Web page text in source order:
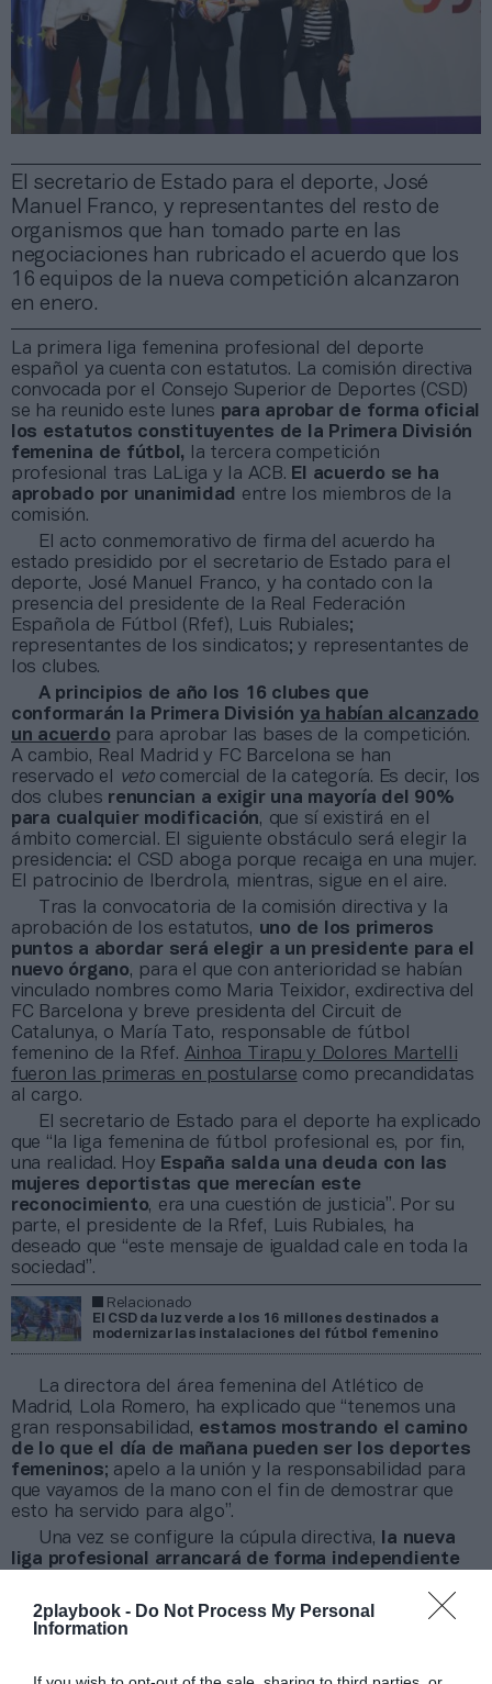
2playbook - Do Not Process My Personal
Information
El secretario de Estado para el deporte, José
Manuel Franco, y representantes del resto de
organismos que han tomado parte en las
negociaciones han rubricado el acuerdo que los
16 equipos de la nueva competición alcanzaron
en enero.
La primera liga femenina profesional del deporte
español ya cuenta con estatutos. La comisión directiva
convocada por el Consejo Superior de Deportes (CSD)
se ha reunido este lunes para aprobar de forma oficial
los estatutos constituyentes de la Primera División
femenina de fútbol, la tercera competición
profesional tras LaLiga y la ACB. El acuerdo se ha
aprobado por unanimidad
entre los miembros de la
comisión.
El acto conmemorativo de firma del acuerdo ha
estado presidido por el secretario de Estado para el
deporte, José Manuel Franco, y ha contado con la
presencia del presidente de la Real Federación
Española de Fútbol (Rfef), Luis Rubiales;
representantes de los sindicatos; y representantes de
los clubes.
A principios de año los 16 clubes que
conformarán la Primera División ya habían alcanzado
un acuerdo para aprobar las bases de la competición.
A cambio, Real Madrid y FC Barcelona se han
reservado el
veto comercial de la categoría. Es decir, los
dos clubes renuncian a exigir una mayoría del 90%
para cualquier modificación, que sí existirá en el
ámbito comercial. El siguiente obstáculo será elegir la
presidencia: el CSD aboga porque recaiga en una mujer.
El patrocinio de Iberdrola, mientras, sigue en el aire.
Tras la convocatoria de la comisión directiva y la
aprobación de los estatutos, uno de los primeros
puntos a abordar será elegir a un presidente para el
nuevo órgano, para el que con anterioridad se habían
vinculado nombres como Maria Teixidor, exdirectiva del
FC Barcelona y breve presidenta del Circuit de
Catalunya, o María Tato, responsable de fútbol
femenino de la Rfef. Ainhoa Tirapu y Dolores Martelli
fueron las primeras en postularse como precandidatas
al cargo.
El secretario de Estado para el deporte ha explicado
que “la liga femenina de fútbol profesional es, por fin,
una realidad. Hoy España salda una deuda con las
mujeres deportistas que merecían este
reconocimiento, era una cuestión de justicia”. Por su
parte, el presidente de la Rfef, Luis Rubiales, ha
deseado que “este mensaje de igualdad cale en toda la
sociedad”.
Relacionado
El CSD da luz verde a los 16 millones destinados a
modernizar las instalaciones del fútbol femenino
La directora del área femenina del Atlético de
Madrid, Lola Romero, ha explicado que “tenemos una
gran responsabilidad, estamos mostrando el camino
de lo que el día de mañana pueden ser los deportes
femeninos; apelo a la unión y la responsabilidad para
que vayamos de la mano con el fin de demostrar que
esto ha servido para algo”.
Una vez se configure la cúpula directiva,
la nueva
liga profesional arrancará de forma independiente
Eso sí, estará supervisada en sus primeros años con el
CSD y con un acuerdo de coordinación entre la nueva